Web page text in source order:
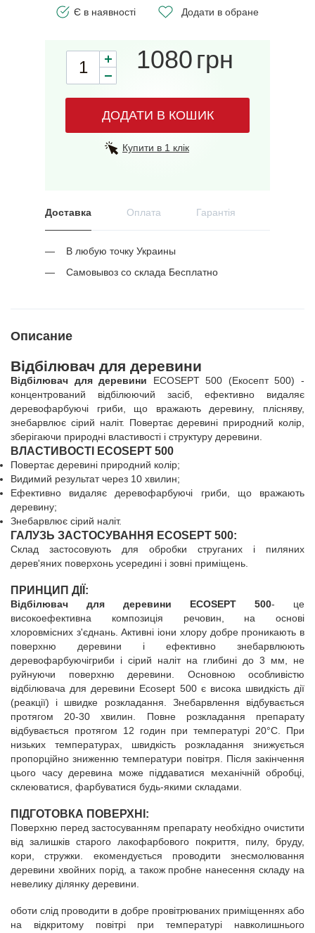
Є в наявності Додати в обране
1080грн
ДОДАТИ В КОШИК
Купити в 1 клік
Доставка Оплата Гарантія
В любую точку Украины
Самовывоз со склада Бесплатно
Описание
Відбілювач для деревини
Відбілювач для деревини​ ECOSEPT 500 (Екосепт 500) -
концентрований відбілюючий засіб, ефективно видаляє
деревофарбуючі гриби, що вражають деревину, плісняву,
знебарвлює сірий наліт. Повертає деревині природний колір,
зберігаючи природні властивості і структуру деревини.
ВЛАСТИВОСТІ ECOSEPT 500
Повертає деревині природний колір;
Видимий результат через 10 хвилин;
Ефективно видаляє деревофарбуючі гриби, що вражають
деревину;
Знебарвлює сірий наліт.
ГАЛУЗЬ ЗАСТОСУВАННЯ ECOSEPT 500:
Склад застосовують для обробки струганих і пиляних
дерев'яних поверхонь усередині і зовні приміщень.
ПРИНЦИП ДІЇ:
Відбілювач для деревини ECOSEPT 500- це
високоефективна композиція речовин, на основі
хлоровмісних з'єднань. Активні іони хлору добре проникають в
поверхню деревини і ефективно знебарвлюють
деревофарбуючігриби і сірий наліт на глибині до 3 мм, не
руйнуючи поверхню деревини. Основною особливістю
відбілювача для деревини Ecosept 500 є висока швидкість дії
(реакції) і швидке розкладання. Знебарвлення відбувається
протягом 20-30 хвилин. Повне розкладання препарату
відбувається протягом 12 годин при температурі 20°С. При
низьких температурах, швидкість розкладання знижується
пропорційно зниженню температури повітря. Після закінчення
цього часу деревина може піддаватися механічній обробці,
склеюватися, фарбуватися будь-якими складами.
ПІДГОТОВКА ПОВЕРХНІ:
Поверхню перед застосуванням препарату необхідно очистити
від залишків старого лакофарбового покриття, пилу, бруду,
кори, стружки. екомендується проводити знесмолювання
деревини хвойних порід, а також пробне нанесення складу на
невелику ділянку деревини.
оботи слід проводити в добре провітрюваних приміщеннях або
на відкритому повітрі при температурі навколишнього